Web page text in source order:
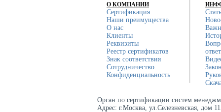
О КОМПАНИИ
Сертификация
Наши преимущества
О нас
Клиенты
Реквизиты
Реестр сертификатов
Знак соответствия
Сотрудничество
Конфиденциальность
Орган по сертификации систем
Адрес: г.Москва, ул.Селезневская, дом